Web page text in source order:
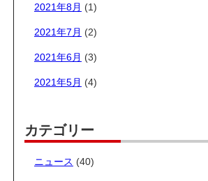
2021年8月 (1)
2021年7月 (2)
2021年6月 (3)
2021年5月 (4)
カテゴリー
ニュース (40)